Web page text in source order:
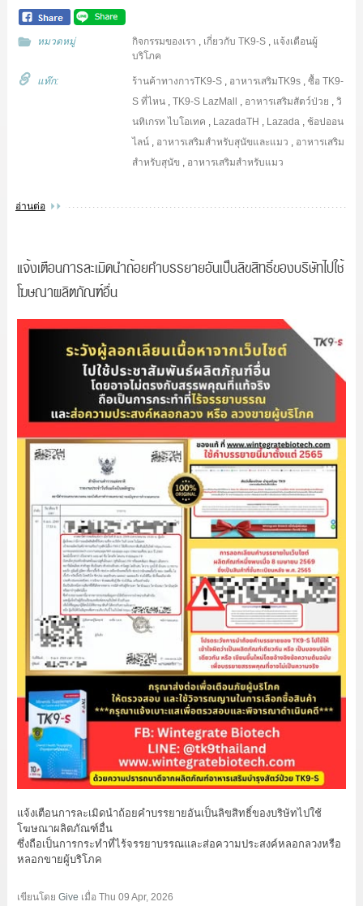
หมวดหมู่ กิจกรรมของเรา , เกี่ยวกับ TK9-S , แจ้งเตือนผู้
บริโภค
แท๊ก: ร้านค้าทางการTK9-S , อาหารเสริมTK9s ,ซื้อ TK9-
S ที่ไหน ,TK9-S LazMall , อาหารเสริมสัตว์ป่วย ,วิ
นทิเกรท ไบโอเทค , LazadaTH , Lazada , ช้อปออน
ไลน์ , อาหารเสริมสำหรับสุนัขและแมว , อาหารเสริม
สำหรับสุนัข , อาหารเสริมสำหรับแมว
อ่านต่อ
แจ้งเตือนการละเมิดนำถ้อยคำบรรยายอันเป็นลิขสิทธิ์ของบริษัทไปใช้
โฆษณาผลิตภัณฑ์อื่น
แจ้งเตือนการละเมิดนำถ้อยคำบรรยายอันเป็นลิขสิทธิ์ของบริษัทไปใช้
โฆษณาผลิตภัณฑ์อื่น
ซึ่งถือเป็นการกระทำที่ไร้จรรยาบรรณและส่อความประสงค์หลอกลวงหรือ
หลอกขายผู้บริโภค
เขียนโดย Give เมื่อ Thu 09 Apr, 2026